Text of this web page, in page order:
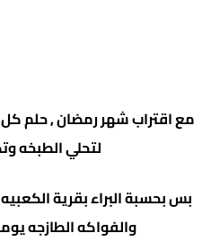
مع اقتراب شهر رمضان , حلم كل
لتحلي الطبخه
بس بحسبة البراء بقرية
والفواكه الطازجه